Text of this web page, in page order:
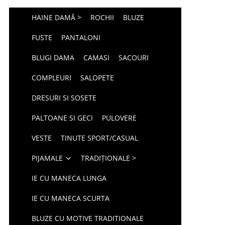
HAINE DAMĂ > ROCHII BLUZE
FUSTE PANTALONI
BLUGI DAMA CAMASI SACOURI
COMPLEURI SALOPETE
DRESURI SI SOSETE
PALTOANE SI GECI PULOVERE
VESTE TINUTE SPORT/CASUAL
PIJAMALE TRADIȚIONALE >
IE CU MANECA LUNGA
IE CU MANECA SCURTA
BLUZE CU MOTIVE TRADITIONALE